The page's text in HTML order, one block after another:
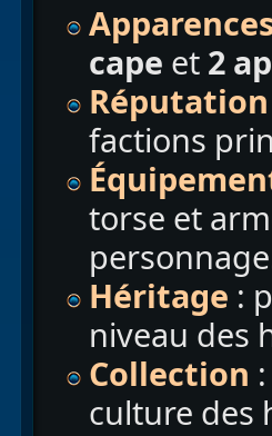
cape et 2
Réputation
factions
torse et
Héritage :
niveau des
Collection :
culture des